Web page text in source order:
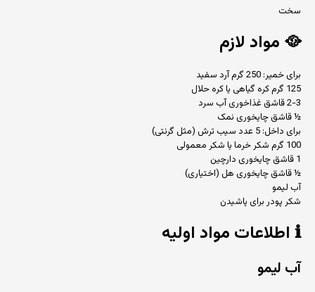
سخت
🥘 مواد لازم
برای خمیر: 250 گرم آرد سفید
125 گرم کره گیاهی یا کره حلال
2-3 قاشق غذاخوری آب سرد
½ قاشق چایخوری نمک
برای داخل: 5 عدد سیب ترش (مثل گرنتی)
100 گرم شکر خرما یا شکر معمولی
1 قاشق چایخوری دارچین
½ قاشق چایخوری هل (اختیاری)
آب لیمو
شکر پودر برای پاشیدن
ℹ️ اطلاعات مواد اولیه
آب لیمو